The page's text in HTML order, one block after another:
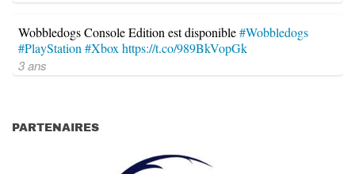
Wobbledogs Console Edition est disponible#Wobbledogs
#PlayStation#Xboxhttps://t.co/989BkVopGk
3 ans
PARTENAIRES